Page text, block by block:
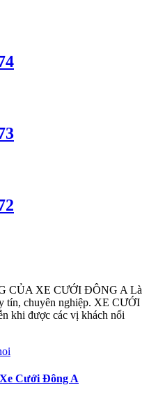
CỦA XE CƯỚI ĐÔNG A Là
tín, chuyên nghiệp. XE CƯỚI
khi được các vị khách nổi
Cưới Đông A